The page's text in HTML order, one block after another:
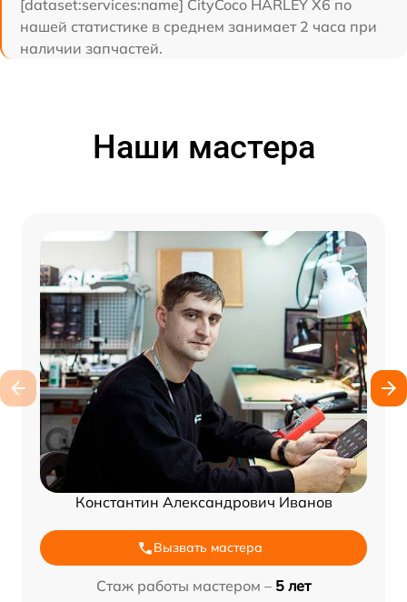
[dataset:services:name] CityCoco HARLEY X6 по
нашей статистике в среднем занимает 2 часа при
наличии запчастей.
Наши мастера
Константин Александрович Иванов
Вызвать мастера
Стаж работы мастером – 5 лет